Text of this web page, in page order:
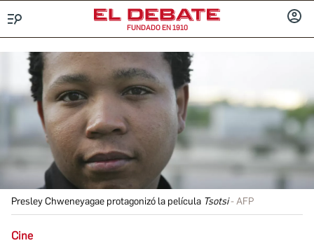
FUNDADO EN 1910
Presley Chweneyagae protagonizó la película Tsotsi AFP
Cine